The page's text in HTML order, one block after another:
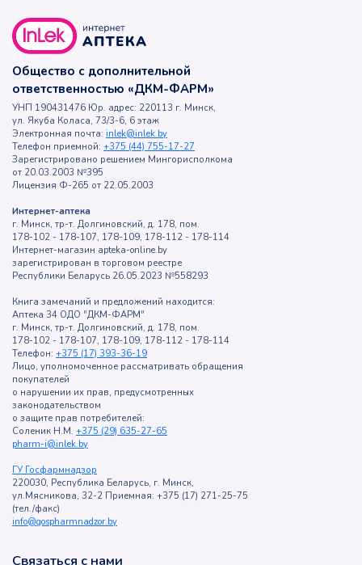
Общество с дополнительной
ответственностью «ДКМ-ФАРМ»
УНП 190431476 Юр. адрес: 220113 г. Минск,
ул. Якуба Коласа, 73/3-6, 6 этаж
Электронная почта: inlek@inlek.by
Телефон приемной: +375 (44) 755-17-27
Зарегистрировано решением Мингорисполкома
от 20.03.2003 №395
Лицензия Ф-265 от 22.05.2003
Интернет-аптека
г. Минск, тр-т. Долгиновский, д. 178, пом.
178-102 - 178-107, 178-109, 178-112 - 178-114
Интернет-магазин apteka-online.by
зарегистрирован в торговом реестре
Республики Беларусь 26.05.2023 №558293
Книга замечаний и предложений находится:
Аптека 34 ОДО "ДКМ-ФАРМ"
г. Минск, тр-т. Долгиновский, д. 178, пом.
178-102 - 178-107, 178-109, 178-112 - 178-114
Телефон: +375 (17) 393-36-19
Лицо, уполномоченное рассматривать обращения
покупателей
о нарушении их прав, предусмотренных
законодательством
о защите прав потребителей:
Соленик Н.М. +375 (29) 635-27-65
pharm-i@inlek.by
ГУ Госфармнадзор
220030, Республика Беларусь, г. Минск,
ул.Мясникова, 32-2 Приемная: +375 (17) 271-25-75
(тел./факс)
info@gospharmnadzor.by
Связаться с нами